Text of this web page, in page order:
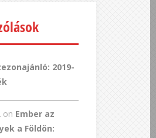
2019-
on Ember az
a Földön: